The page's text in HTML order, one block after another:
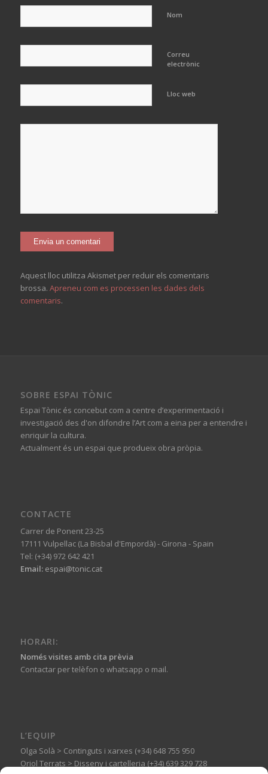
Nom
Correu
electrònic
Lloc web
Aquest lloc utilitza Akismet per reduir els comentaris
brossa. Apreneu com es processen les dades dels
comentaris.
SOBRE ESPAI TÒNIC
Espai Tònic és concebut com a centre d’experimentació i
investigació des d'on difondre l’Art com a eina per a entendre i
enriquir la cultura.
Actualment és un espai que produeix obra pròpia.
CONTACTE
Carrer de Ponent 23-25
17111 Vulpellac (La Bisbal d'Empordà) - Girona - Spain
Tel: (+34) 972 642 421
Email:espai@tonic.cat
HORARI:
Només visites amb cita prèvia
Contactar per telèfon o whatsapp o mail.
L’EQUIP
Olga Solà > Continguts i xarxes (+34) 648 755 950
Oriol Terrats > Disseny i cartelleria (+34) 639 329 728